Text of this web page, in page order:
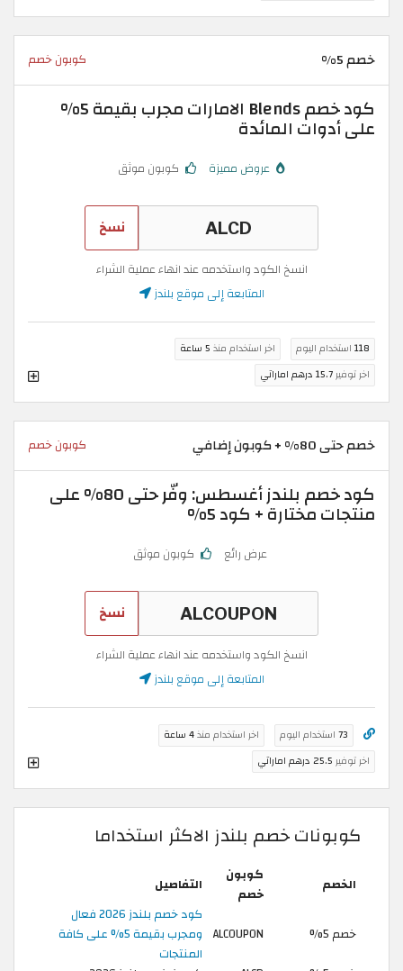
خصم 5% كوبون خصم
كود خصم Blends الامارات مجرب بقيمة 5%
على أدوات المائدة
عروض مميزة كوبون موثق
نسخ
انسخ الكود واستخدمه عند انهاء عملية الشراء
المتابعة إلى موقع بلندز
118 استخدام اليوم اخر استخدام منذ 5 ساعة
اخر توفير15.7 درهم اماراتي
خصم حتى 80% + كوبون إضافي كوبون خصم
كود خصم بلندز أغسطس: وفّر حتى 80% على
منتجات مختارة + كود 5%
عرض رائع كوبون موثق
نسخ
انسخ الكود واستخدمه عند انهاء عملية الشراء
المتابعة إلى موقع بلندز
73 استخدام اليوم اخر استخدام منذ4 ساعة
اخر توفير 25.5 درهم اماراتي
كوبونات خصم بلندز الاكثر استخداما
الخصم
كوبون
خصم
التفاصيل
خصم 5% ALCOUPON
كود خصم بلندز 2026 فعال
ومجرب بقيمة 5% على كافة
المنتجات